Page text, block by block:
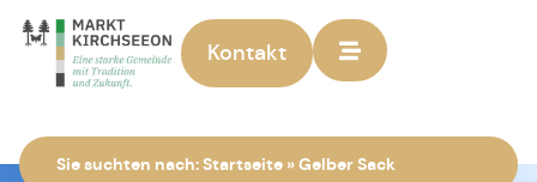
Kontakt
Sie suchten nach:Startseite »Gelber Sack